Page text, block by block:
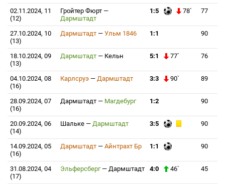
02.11.2024, 11
(12)
Гройтер Фюрт —
Дармштадт
1:5 78` 77
27.10.2024, 10
(13)
Дармштадт — Ульм 1846 1:1 90
18.10.2024, 09
(13)
Дармштадт — Кельн 5:1 77` 76
04.10.2024, 08
(16)
Карлсруэ — Дармштадт 3:3 90` 89
28.09.2024, 07
(16)
Дармштадт — Магдебург 1:2 90
20.09.2024, 06
(14)
Шальке — Дармштадт 3:5 90
14.09.2024, 05
(16)
Дармштадт — Айнтрахт Бр 1:1 90
31.08.2024, 04
(17)
Эльферсберг — Дармштадт 4:0 46` 45